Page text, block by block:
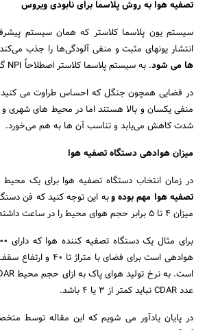
تصفیه هوا به روش پلاسما برای نابودی ویروس
سیستم یون پلاسما کلاستر که همان سیستم
انتشار یونهای مثبت و منفی آلودگی‌ها را جذب
ها می شود. به سیستم پلاسما کلاستر اصطلاحاً NPI گفته می‌شود.
در فضایی همچون جنگل که احساس طراوت می کنید
منفی یکسان و بالا هستند اما در محیط های شهری
شدت کاهش می‌یابد و تناسب آن ها به هم می‌خورد.
میزان هوادهی دستگاه تصفیه هوا
در زمان انتخاب دستگاه تصفیه هوا برای یک محیط
تصفیه هوا مهم بوده وبه این توجه کنید که فن
میزان ۴ تا ۵ برابر حجم هوای محیط را در ساعت داشته باشد.
عدد CDAR نباید کمتر از ۳ یا ۴ باشد.
در پایان یادآور می شویم که این مقاله توسط